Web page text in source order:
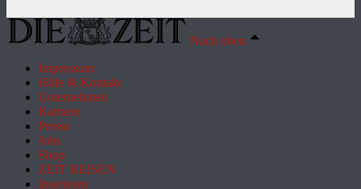
Nach oben
Impressum
Hilfe & Kontakt
Unternehmen
Karriere
Presse
Jobs
Shop
ZEIT REISEN
Inserieren